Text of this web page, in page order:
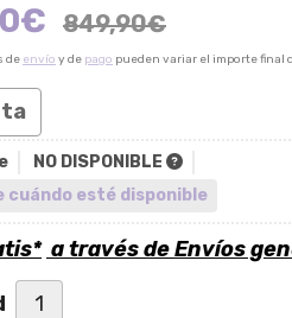
€ 849,90€
de envío y de pago pueden variar el importe final
NO DISPONIBLE
cuándo esté disponible
a través deEnvíos